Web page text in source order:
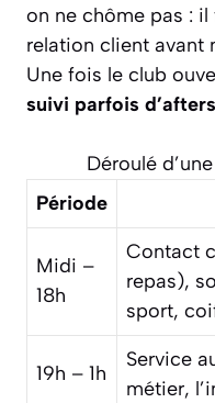
on ne chôme pas : il
relation client avant
Une fois le club
suivi parfois
Déroulé
Période
Midi –
18h
Contact
repas),
sport,
19h – 1h
Service
métier,